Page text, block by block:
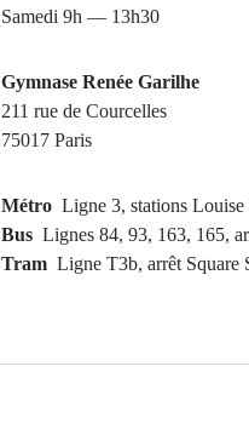
Samedi 9h — 13h30
Gymnase Renée Garilhe
211 rue de Courcelles
75017 Paris
Métro Ligne 3, stations
Bus Lignes 84, 93, 163, 165,
Tram Ligne T3b, arrêt Square